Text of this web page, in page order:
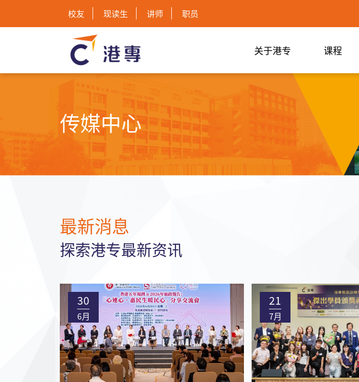
校友 现读生 讲师 职员
关于港专 课程
传媒中心
最新消息
探索港专最新资讯
30
6月
21
7月